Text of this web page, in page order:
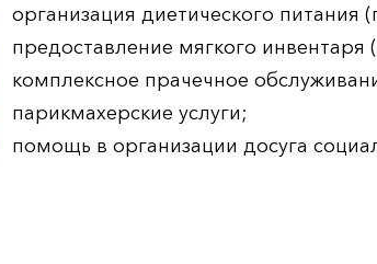
организация диетического питания
предоставление мягкого
комплексное прачечное
парикмахерские услуги;
помощь в организации досуга